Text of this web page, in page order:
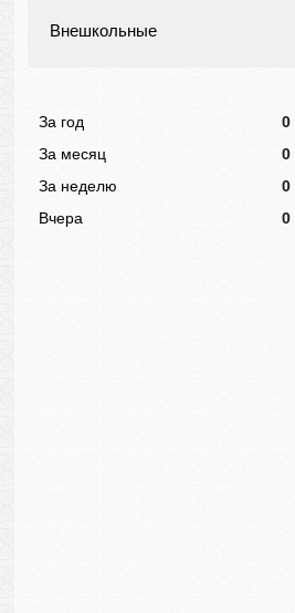
Внешкольные
За год
0
За месяц
0
За неделю
0
Вчера
0